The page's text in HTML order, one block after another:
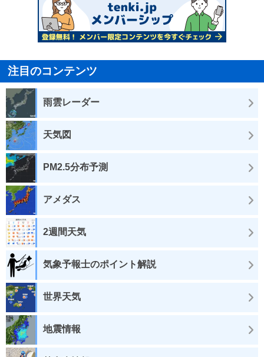
注目のコンテンツ
雨雲レーダー
天気図
PM2.5分布予測
アメダス
2週間天気
気象予報士のポイント解説
世界天気
地震情報